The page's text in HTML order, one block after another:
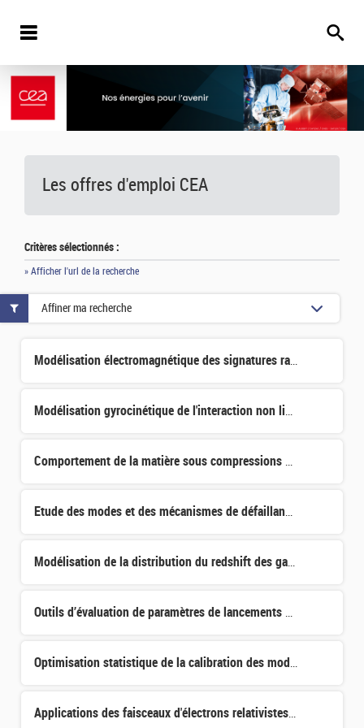
Les offres d'emploi CEA
Critères sélectionnés :
» Afficher l'url de la recherche
Modélisation électromagnétique des signatures radar et IA pour la reconnaissance d’objets
Modélisation gyrocinétique de l'interaction non linéaire entre les instabilités induites par les particu
Comportement de la matière sous compressions dynamiques isothermes: déplacement de la réactivité chimiqu
Etude des modes et des mécanismes de défaillances des commutateurs RF à base de matériaux à changement d
Modélisation de la distribution du redshift des galaxies lentillées d'Euclid pour des analyses au niveau
Outils d’évaluation de paramètres de lancements de fusées depuis l'ionosphère
Optimisation statistique de la calibration des modèles de lithographie
Applications des faisceaux d'électrons relativistes produits par le laser PETAL
Affiner ma recherche